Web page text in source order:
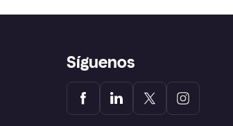
Síguenos